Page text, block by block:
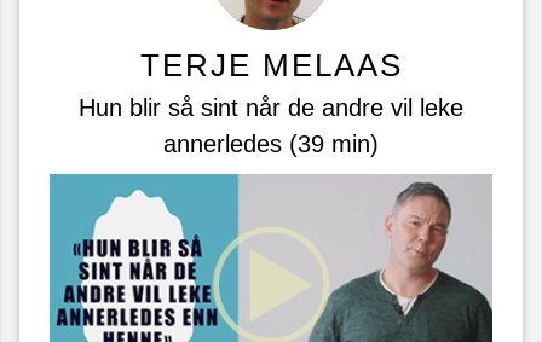
TERJE MELAAS
Hun blir så sint når de andre vil leke
annerledes (39 min)